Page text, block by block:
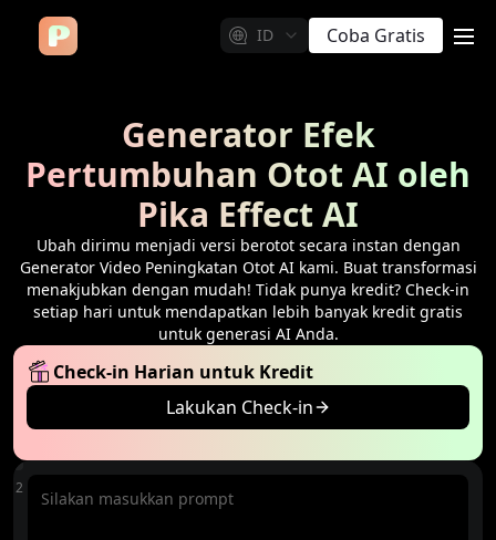
ID Coba Gratis
Generator Efek
Pertumbuhan Otot AI oleh
Pika Effect AI
Ubah dirimu menjadi versi berotot secara instan dengan
Generator Video Peningkatan Otot AI kami. Buat transformasi
menakjubkan dengan mudah! Tidak punya kredit? Check-in
setiap hari untuk mendapatkan lebih banyak kredit gratis
untuk generasi AI Anda.
Check-in Harian untuk Kredit
Lakukan Check-in
512